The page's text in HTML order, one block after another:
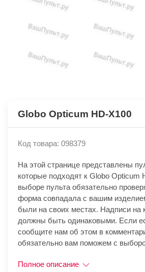
Globo Opticum HD-X100
Код товара: 098379
На этой странице представлены
которые подходят к Globo Opticum
выборе пульта обязательно
форма совпадала с вашим
были на своих местах. Надписи на
должны быть одинаковыми. Если
сообщите нам об этом в
обязательно вам поможем с
Полное описание